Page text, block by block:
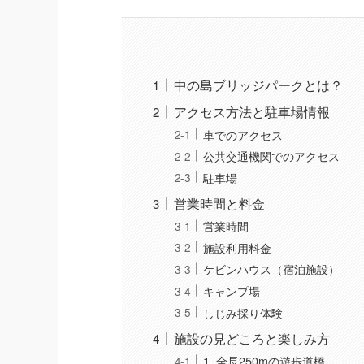
中の島ブリッジパークとは？
アクセス方法と駐車場情報
車でのアクセス
公共交通機関でのアクセス
駐車場
営業時間と料金
営業時間
施設利用料金
ケビンハウス（宿泊施設）
キャンプ場
しじみ採り体験
施設の見どころと楽しみ方
1. 全長250mの遊歩道橋